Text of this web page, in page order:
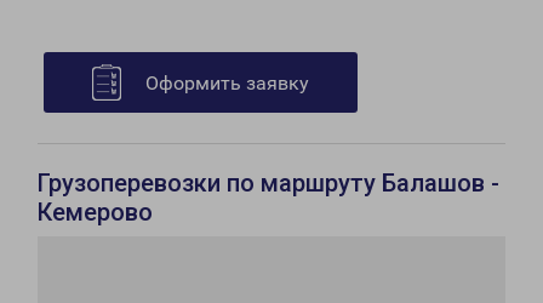
Оформить заявку
Грузоперевозки по маршруту Балашов -
Кемерово